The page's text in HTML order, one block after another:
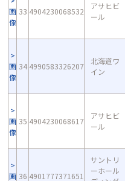
画
像
33 4904230068532
アサヒビ
ール
画
像
34 4990583326207
北海道ワ
イン
画
像
35 4904230068617
アサヒビ
ール
画 36 4901777371651
サントリ
ーホール